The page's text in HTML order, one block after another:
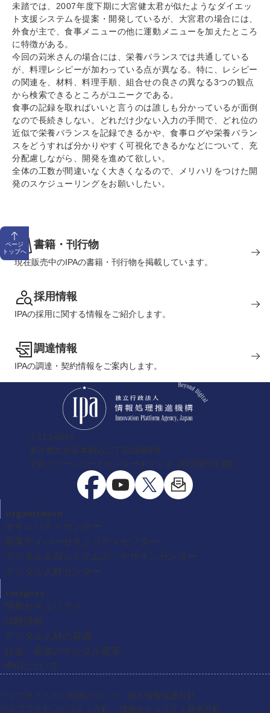
未踏では、2007年度下期に大宮健太君が似たようなダイエッ
ト支援システムを提案・開発しているが、大宮君の場合には、
外食が主で、食事メニューの他に運動メニューを加えたところ
に特徴がある。
今回の苅米さんの場合には、栄養バランスでは共通している
が、料理レシピーが加わっている点が異なる。特に、レシピー
の関連を、材料、料理手順、組合せの良さの異なる3つの観点
から検索できるところがユニークである。
食事の記録を取ればいいと言うのは誰しも分かっているが面倒
なので長続きしない。どれだけ少ない入力の手間で、どれ位の
近似で栄養バランスを記録できるかや、食事ログや栄養バラン
スをどうすれば分かりやすく可視化できるかなどについて、充
分配慮しながら、開発を進めて欲しい。
全体の工数が間違いなく大きくなるので、メリハリをつけた開
発のスケジューリングをお願いしたい。
ページ
トップへ
書籍・刊行物
現在販売中のIPAの書籍・刊行物を掲載しています。
採用情報
IPAの採用に関する情報をご紹介します。
調達情報
IPAの調達・契約情報をご案内します。
〒113-6591
東京都文京区本駒込二丁目28番8号
文京グリーンコートセンターオフィス（総合受付13階）
organization
セキュリティセンター
産業サイバーセキュリティセンター
デジタル＆AIシステムズ・デザインセンター
デジタル人材センター
category
情報セキュリティ
試験情報
デジタル人材の育成
社会・産業のデジタル変革
IPAについて
ウェブサイトのご利用について
個人情報保護方針
ウェブアクセシビリティ方針
情報セキュリティ基本方針